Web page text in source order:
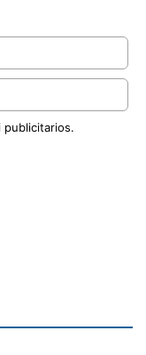
publicitarios.